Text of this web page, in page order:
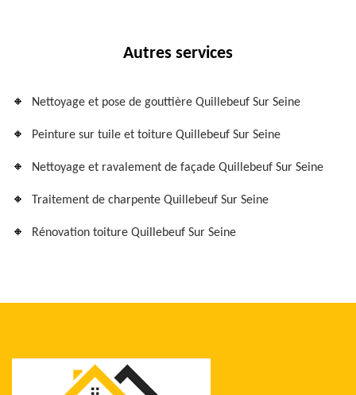
Autres services
Nettoyage et pose de gouttière Quillebeuf Sur Seine
Peinture sur tuile et toiture Quillebeuf Sur Seine
Nettoyage et ravalement de façade Quillebeuf Sur Seine
Traitement de charpente Quillebeuf Sur Seine
Rénovation toiture Quillebeuf Sur Seine